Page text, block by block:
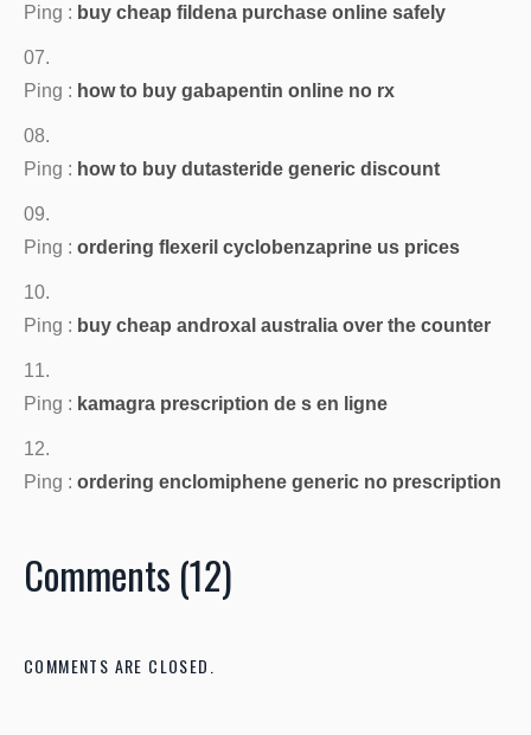
Ping : buy cheap fildena purchase online safely
Ping : how to buy gabapentin online no rx
Ping : how to buy dutasteride generic discount
Ping : ordering flexeril cyclobenzaprine us prices
Ping : buy cheap androxal australia over the counter
Ping : kamagra prescription de s en ligne
Ping : ordering enclomiphene generic no prescription
Comments (12)
COMMENTS ARE CLOSED.